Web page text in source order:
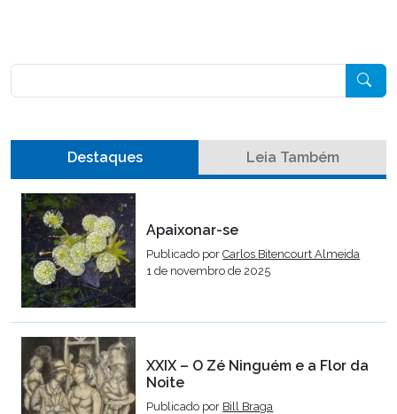
Destaques Leia Também
Apaixonar-se
Publicado porCarlos Bitencourt Almeida
1 de novembro de 2025
XXIX – O Zé Ninguém e a Flor da
Noite
Publicado por Bill Braga